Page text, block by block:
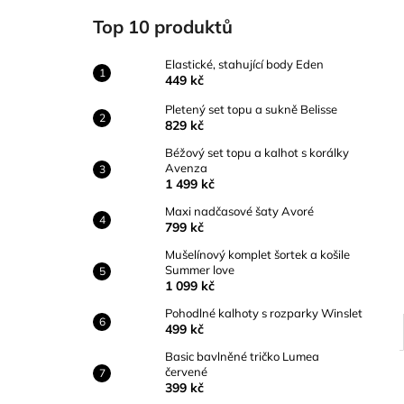
Top 10 produktů
Elastické, stahující body Eden
449 kč
Pletený set topu a sukně Belisse
829 kč
Béžový set topu a kalhot s korálky
Avenza
1 499 kč
Maxi nadčasové šaty Avoré
799 kč
Mušelínový komplet šortek a košile
Summer love
1 099 kč
Pohodlné kalhoty s rozparky Winslet
499 kč
Basic bavlněné tričko Lumea
červené
399 kč
449 kč